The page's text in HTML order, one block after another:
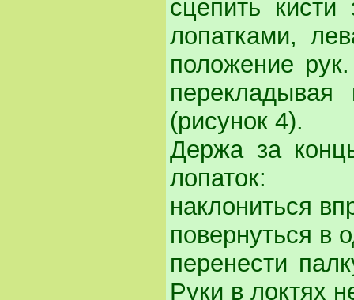
сцепить
лопатками,
положение
(рисунок 4).
Держа за
лопаток:
наклониться
повернуться в
перенести
Руки в локтях